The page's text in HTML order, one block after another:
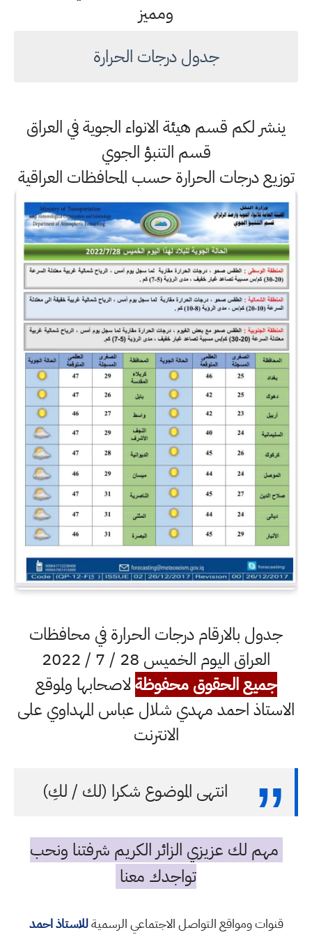
ومميز
جدول درجات الحرارة
ينشر لكم قسم هيئة الانواء الجوية في العراق
قسم التنبؤ الجوي
توزيع درجات الحرارة حسب المحافظات العراقية
جدول بالارقام درجات الحرارة في محافظات
العراق اليوم الخميس 28 / 7 / 2022
جميع الحقوق محفوظةلاصحابها ولموقع
الاستاذ احمد مهدي شلال عباس المهداوي على
الانترنت
انتهى الموضوع شكرا (لك / لكِ)
مهم لك عزيزي الزائر الكريم شرفتنا ونحب
تواجدك معنا
قنوات ومواقع التواصل الاجتماعي الرسميةللاستاذ احمد